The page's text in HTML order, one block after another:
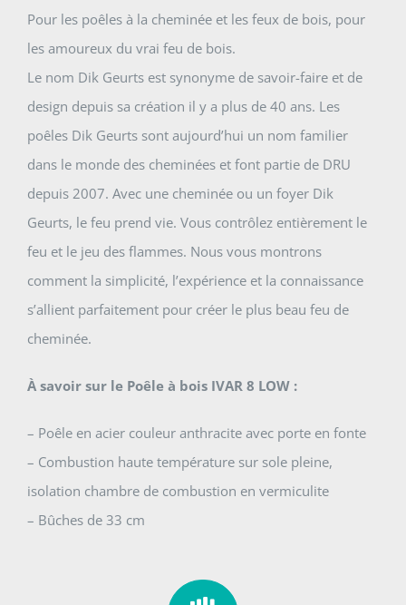
Pour les poêles à la cheminée et les feux de bois, pour
les amoureux du vrai feu de bois.
Le nom Dik Geurts est synonyme de savoir-faire et de
design depuis sa création il y a plus de 40 ans. Les
poêles Dik Geurts sont aujourd’hui un nom familier
dans le monde des cheminées et font partie de DRU
depuis 2007. Avec une cheminée ou un foyer Dik
Geurts, le feu prend vie. Vous contrôlez entièrement le
feu et le jeu des flammes. Nous vous montrons
comment la simplicité, l’expérience et la connaissance
s’allient parfaitement pour créer le plus beau feu de
cheminée.
À savoir sur le Poêle à bois IVAR 8 LOW :
– Poêle en acier couleur anthracite avec porte en fonte
– Combustion haute température sur sole pleine,
isolation chambre de combustion en vermiculite
– Bûches de 33 cm